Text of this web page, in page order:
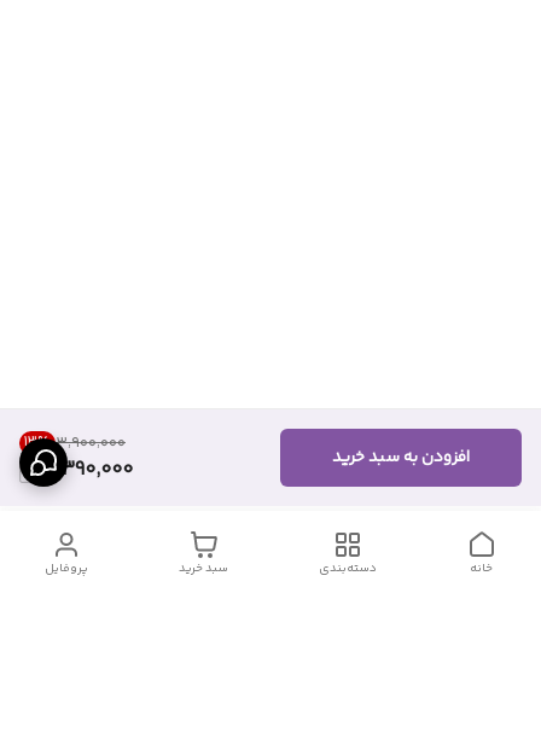
۳٬۹۰۰٬۰۰۰ 13%
3,390,000 افزودن به سبد خرید
پروفایل سبد خرید دسته‌بندی خانه